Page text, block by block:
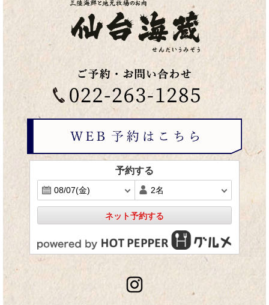
予約する
ネット予約する